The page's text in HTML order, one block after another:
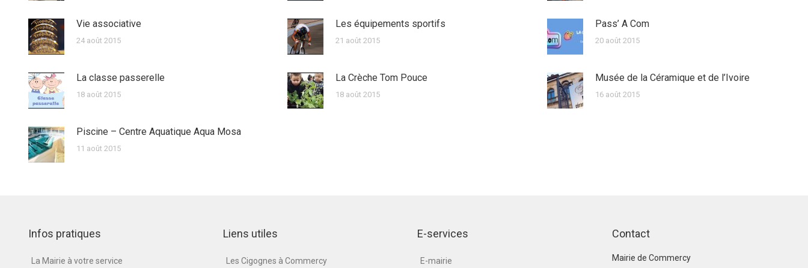
Vie associative
24 août 2015
Les équipements sportifs
21 août 2015
Pass’ A Com
20 août 2015
La classe passerelle
18 août 2015
La Crèche Tom Pouce
18 août 2015
Musée de la Céramique et de l’Ivoire
16 août 2015
Piscine – Centre Aquatique Aqua Mosa
11 août 2015
Infos pratiques
La Mairie à votre service
Liens utiles
Les Cigognes à Commercy
E-services
E-mairie
Contact
Mairie de Commercy